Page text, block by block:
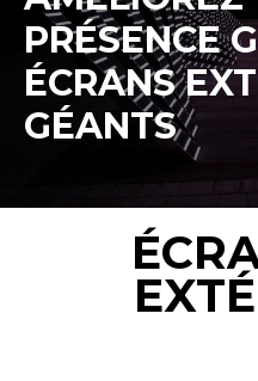
PRÉSENCE
ÉCRANS
GÉANTS